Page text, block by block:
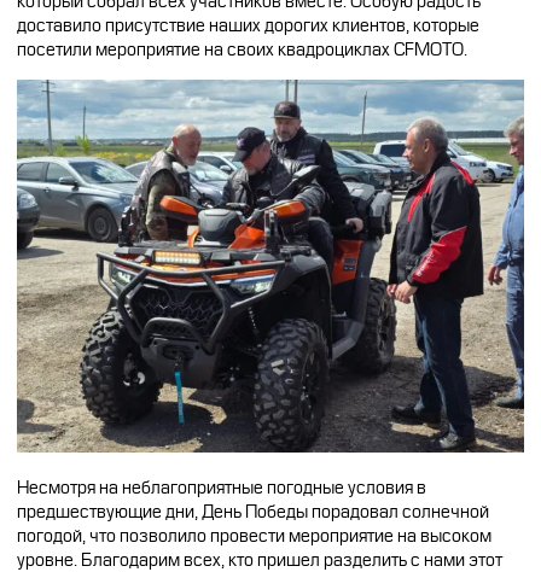
доставило присутствие наших дорогих клиентов, которые
посетили мероприятие на своих квадроциклах CFMOTO.
Несмотря на неблагоприятные погодные условия в
предшествующие дни, День Победы порадовал солнечной
погодой, что позволило провести мероприятие на высоком
уровне. Благодарим всех, кто пришел разделить с нами этот